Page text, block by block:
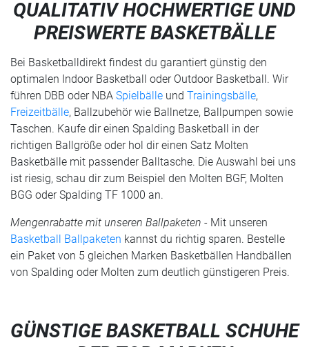
QUALITATIV HOCHWERTIGE UND
PREISWERTE BASKETBÄLLE
Bei Basketballdirekt findest du garantiert günstig den
optimalen Indoor Basketball oder Outdoor Basketball. Wir
führen DBB oder NBA Spielbälle und Trainingsbälle,
Freizeitbälle, Ballzubehör wie Ballnetze, Ballpumpen sowie
Taschen. Kaufe dir einen Spalding Basketball in der
richtigen Ballgröße oder hol dir einen Satz Molten
Basketbälle mit passender Balltasche. Die Auswahl bei uns
ist riesig, schau dir zum Beispiel den Molten BGF, Molten
BGG oder Spalding TF 1000 an.
Mengenrabatte mit unseren Ballpaketen - Mit unseren
Basketball Ballpaketen kannst du richtig sparen. Bestelle
ein Paket von 5 gleichen Marken Basketbällen Handbällen
von Spalding oder Molten zum deutlich günstigeren Preis.
GÜNSTIGE BASKETBALL SCHUHE